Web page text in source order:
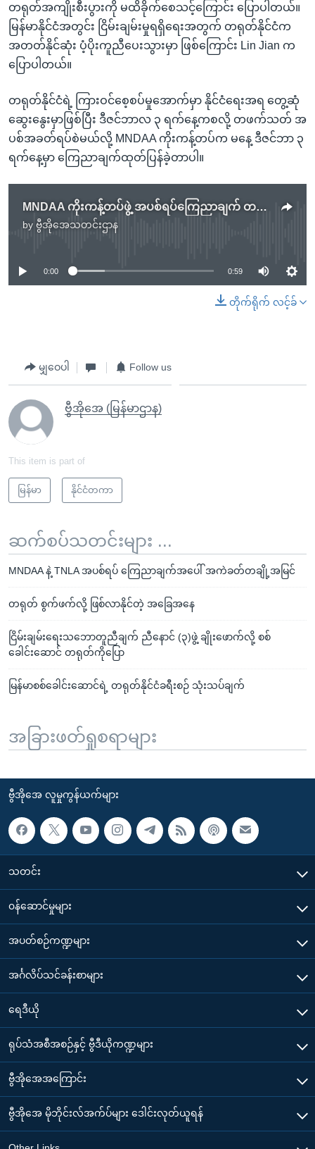
တရုတ်အကျိုးစီးပွားကို မထိခိုက်စေသင့်ကြောင်း ပြောပါတယ်။
မြန်မာနိုင်ငံအတွင်း ငြိမ်းချမ်းမှုရရှိရေးအတွက် တရုတ်နိုင်ငံက
အတတ်နိုင်ဆုံး ပံ့ပိုးကူညီပေးသွားမှာ ဖြစ်ကြောင်း Lin Jian က
ပြောပါတယ်။
တရုတ်နိုင်ငံရဲ့ ကြားဝင်စေ့စပ်မှုအောက်မှာ ‌နိုင်ငံရေးအရ တွေ့ဆုံ
ဆွေးနွေးမှာဖြစ်ပြီး ဒီဇင်ဘာလ ၃ ရက်နေ့ကစလို့ တဖက်သတ် အ
ပစ်အခတ်ရပ်စဲမယ်လို့ MNDAA ကိုးကန့်တပ်က မနေ့ ဒီဇင်ဘာ ၃
ရက်နေ့မှာ ကြေညာချက်ထုတ်ပြန်ခဲ့တာပါ။
MNDAA ကိုးကန့်တပ်ဖွဲ့ အပစ်ရပ်ကြေညာချက် တရုတ်နိုင်ငံကြိုဆို
by ဗွီအိုအေသတင်းဌာန
No media source currently available
0:00 0:59
တိုက်ရိုက် လင့်ခ်
မျှဝေပါ Follow us
ဗွီအိုအေ (မြန်မာဌာန)
This item is part of
မြန်မာ နိုင်ငံတကာ
ဆက်စပ်သတင်းများ ...
MNDAA နဲ့ TNLA အပစ်ရပ် ကြေညာချက်အပေါ် အကဲခတ်တချို့အမြင်
တရုတ် စွက်ဖက်လို့ ဖြစ်လာနိုင်တဲ့ အခြေအနေ
ငြိမ်းချမ်းရေးသဘောတူညီချက် ညီနောင် (၃)ဖွဲ့ ချိုးဖောက်လို့ စစ်
ခေါင်းဆောင် တရုတ်ကိုပြော
မြန်မာစစ်ခေါင်းဆောင်ရဲ့ တရုတ်နိုင်ငံခရီးစဉ် သုံးသပ်ချက်
အခြားဖတ်ရှုစရာများ
ဗွီအိုအေ လူမှုကွန်ယက်များ
သတင်း
၀န်ဆောင်မှုများ
အပတ်စဉ်ကဏ္ဍများ
အင်္ဂလိပ်သင်ခန်းစာများ
ရေဒီယို
ရုပ်သံအစီအစဉ်နှင့် ဗွီဒီယိုကဏ္ဍများ
ဗွီအိုအေအကြောင်း
ဗွီအိုအေ မိုဘိုင်းလ်အက်ပ်များ ဒေါင်းလုတ်ယူရန်